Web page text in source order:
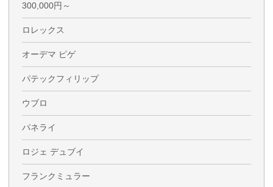
300,000円～
ロレックス
オーデマ ピゲ
パテックフィリップ
ウブロ
パネライ
ロジェ デュブイ
フランクミュラー